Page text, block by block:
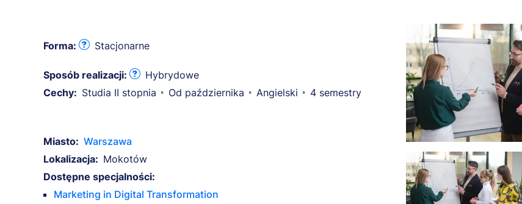
Forma: Stacjonarne
Sposób realizacji:
Hybrydowe
Cechy: Studia II stopnia Od października Angielski 4 semestry
Miasto: Warszawa
Lokalizacja: Mokotów
Dostępne specjalności:
Marketing in Digital Transformation